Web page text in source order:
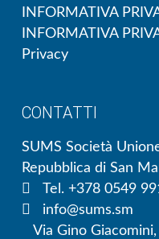
INFORMATIVA
INFORMATIVA
Privacy
CONTATTI
SUMS Società
Repubblica di San
Tel. +378 0549
info@sums.sm
Via Gino